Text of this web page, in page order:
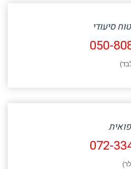
סיעודי
050-
072-